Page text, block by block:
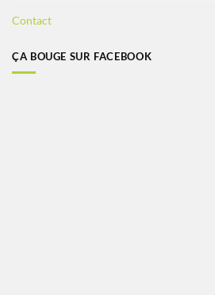
Contact
ÇA BOUGE SUR FACEBOOK